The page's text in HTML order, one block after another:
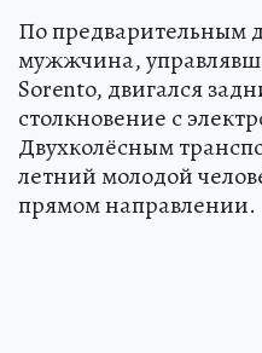
По предварительным
мужжчина,
Sorento, двигался
столкновение с
Двухколёсным
летний молодой
прямом направлении.